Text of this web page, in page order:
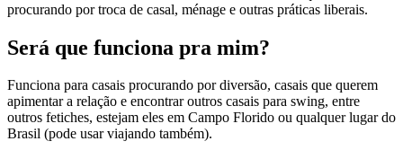
procurando por troca de casal, ménage e outras práticas liberais.
Será que funciona pra mim?
Funciona para casais procurando por diversão, casais que querem
apimentar a relação e encontrar outros casais para swing, entre
outros fetiches, estejam eles em Campo Florido ou qualquer lugar do
Brasil (pode usar viajando também).